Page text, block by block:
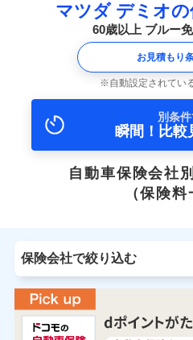
マツダ デミオの
60歳以上 ブルー
お見積もり
自動設定されてい
別条
瞬間！比較
自動車保険会社
（保険料
保険会社で絞り込む